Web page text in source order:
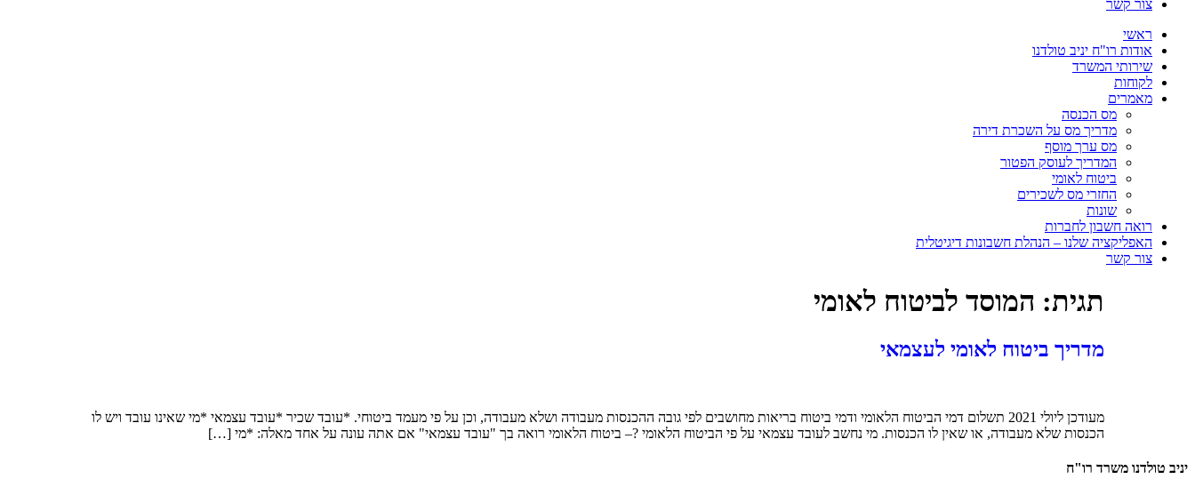
צור קשר
ראשי
אודות רו"ח יניב טולדנו
שירותי המשרד
לקוחות
מאמרים
מס הכנסה
מדריך מס על השכרת דירה
מס ערך מוסף
המדריך לעוסק הפטור
ביטוח לאומי
החזרי מס לשכירים
שונות
רואה חשבון לחברות
האפליקציה שלנו – הנהלת חשבונות דיגיטלית
צור קשר
תגית: המוסד לביטוח לאומי
מדריך ביטוח לאומי לעצמאי
מעודכן ליולי 2021 תשלום דמי הביטוח הלאומי ודמי ביטוח בריאות מחושבים לפי גובה ההכנסות מעבודה ושלא מעבודה, וכן על פי מעמד ביטוחי. *עובד שכיר *עובד עצמאי *מי שאינו עובד ויש לו
הכנסות שלא מעבודה, או שאין לו הכנסות. מי נחשב לעובד עצמאי על פי הביטוח הלאומי ?– ביטוח הלאומי רואה בך "עובד עצמאי" אם אתה עונה על אחד מאלה: *מי […]
יניב טולדנו משרד רו"ח